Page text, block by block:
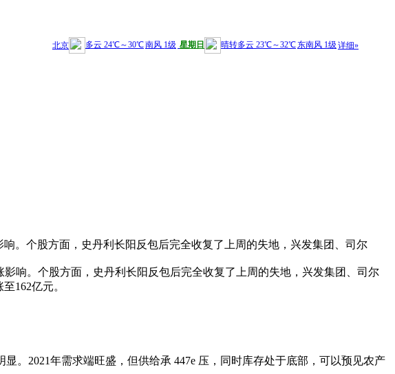
。个股方面，史丹利长阳反包后完全收复了上周的失地，兴发集团、司尔
响。个股方面，史丹利长阳反包后完全收复了上周的失地，兴发集团、司尔
162亿元。
。2021年需求端旺盛，但供给承 447e 压，同时库存处于底部，可以预见农产